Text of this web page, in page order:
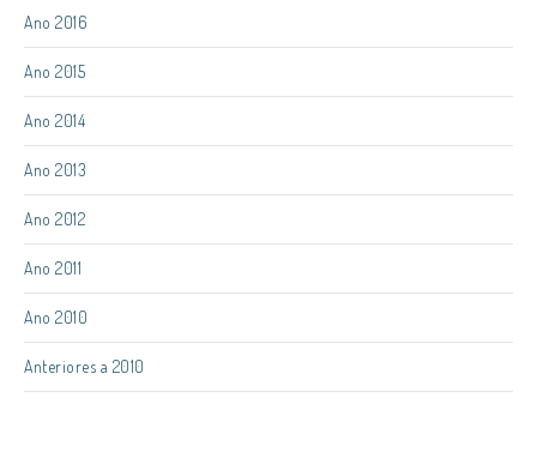
Ano 2016
Ano 2015
Ano 2014
Ano 2013
Ano 2012
Ano 2011
Ano 2010
Anteriores a 2010